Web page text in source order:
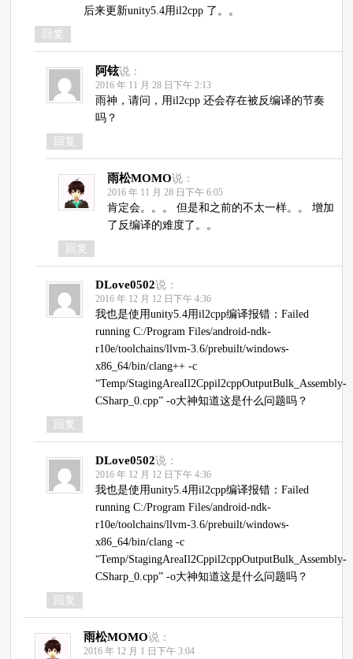
后来更新unity5.4用il2cpp 了。。
回复
阿铉说：
2016 年 11 月 28 日下午 2:13
雨神，请问，用il2cpp 还会存在被反编译的节奏
吗？
回复
雨松MOMO说：
2016 年 11 月 28 日下午 6:05
肯定会。。。 但是和之前的不太一样。。 增加
了反编译的难度了。。
回复
DLove0502说：
2016 年 12 月 12 日下午 4:36
我也是使用unity5.4用il2cpp编译报错：Failed
running C:/Program Files/android-ndk-
r10e/toolchains/llvm-3.6/prebuilt/windows-
x86_64/bin/clang++ -c
“Temp/StagingAreaIl2Cppil2cppOutputBulk_Assembly-
CSharp_0.cpp” -o大神知道这是什么问题吗？
回复
DLove0502说：
2016 年 12 月 12 日下午 4:36
我也是使用unity5.4用il2cpp编译报错：Failed
running C:/Program Files/android-ndk-
r10e/toolchains/llvm-3.6/prebuilt/windows-
x86_64/bin/clang -c
“Temp/StagingAreaIl2Cppil2cppOutputBulk_Assembly-
CSharp_0.cpp” -o大神知道这是什么问题吗？
回复
雨松MOMO说：
2016 年 12 月 1 日下午 3:04